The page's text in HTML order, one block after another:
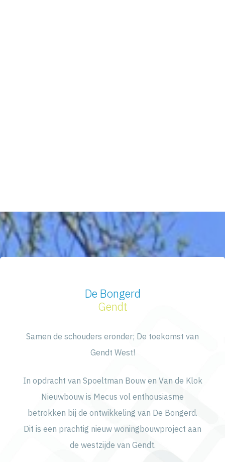
Ga
naar
de
inhoud
De Bongerd
Gendt
Samen de schouders eronder; De toekomst van
Gendt West!
In opdracht van Spoeltman Bouw en Van de Klok
Nieuwbouw is Mecus vol enthousiasme
betrokken bij de ontwikkeling van De Bongerd.
Dit is een prachtig nieuw woningbouwproject aan
de westzijde van Gendt.